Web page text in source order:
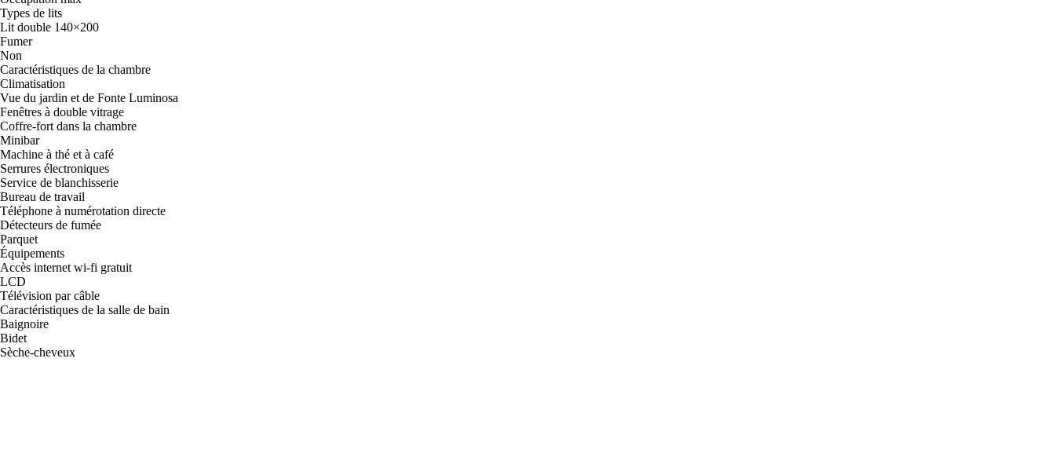
Types de lits
Lit double 140×200
Fumer
Non
Caractéristiques de la chambre
Climatisation
Vue du jardin et de Fonte Luminosa
Fenêtres à double vitrage
Coffre-fort dans la chambre
Minibar
Machine à thé et à café
Serrures électroniques
Service de blanchisserie
Bureau de travail
Téléphone à numérotation directe
Détecteurs de fumée
Parquet
Équipements
Accès internet wi-fi gratuit
LCD
Télévision par câble
Caractéristiques de la salle de bain
Baignoire
Bidet
Sèche-cheveux